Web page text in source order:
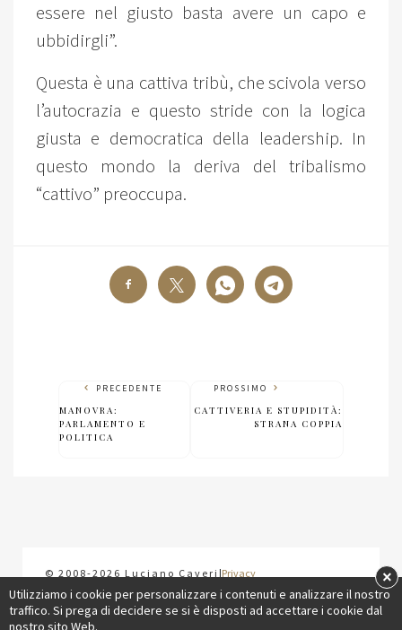
Utilizziamo i cookie per personalizzare i contenuti e analizzare il nostro
traffico. Si prega di decidere se si è disposti ad accettare i cookie dal
nostro sito Web.
×
essere nel giusto basta avere un capo e
ubbidirgli”.
Questa è una cattiva tribù, che scivola verso
l’autocrazia e questo stride con la logica
giusta e democratica della leadership. In
questo mondo la deriva del tribalismo
“cattivo” preoccupa.
PRECEDENTE
MANOVRA:
PARLAMENTO E
POLITICA
PROSSIMO
CATTIVERIA E STUPIDITÀ:
STRANA COPPIA
© 2008-2026 Luciano Caveri |Privacy